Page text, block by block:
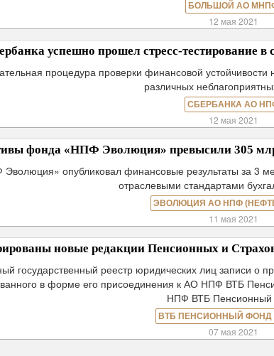
БОЛЬШОЙ АО
12 мая 2021
успешно прошел стресс-тестирование в
процедура проверки финансовой
различных
СБЕРБАНКА АО
12 мая 2021
фонда «НПФ Эволюция» превысили 305
опубликовал финансовые результаты за 3
отраслевыми стандартами
ЭВОЛЮЦИЯ АО НПФ
11 мая 2021
новые редакции Пенсионных и
государственный реестр юридических лиц записи о
в форме его присоединения к АО НПФ ВТБ
НПФ ВТБ
ВТБ ПЕНСИОННЫЙ ФОНД
07 мая 2021